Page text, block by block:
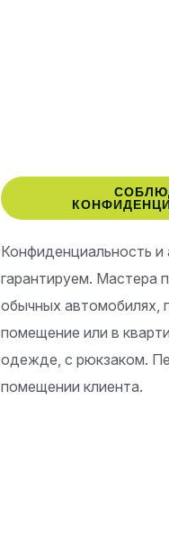
Конфиденциальность и
гарантируем. Мастера
обычных автомобилях,
помещение или в
одежде, с рюкзаком.
помещении клиента.